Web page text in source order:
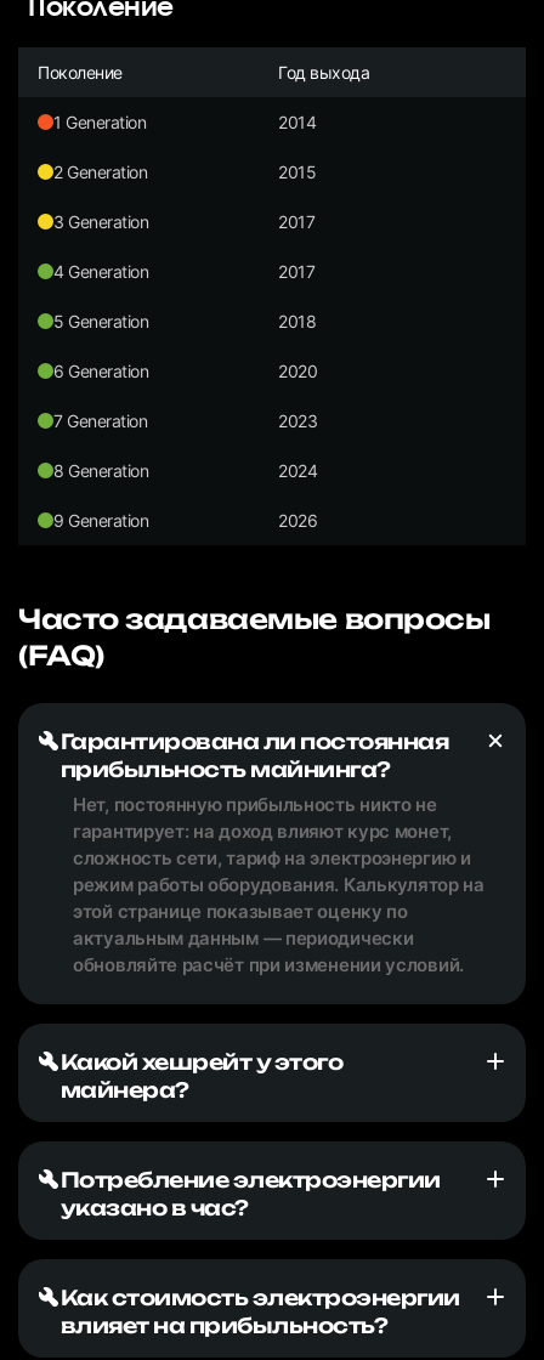
Поколение
Поколение Год выхода
1 Generation 2014
2 Generation 2015
3 Generation 2017
4 Generation 2017
5 Generation 2018
6 Generation 2020
7 Generation 2023
8 Generation 2024
9 Generation 2026
Часто задаваемые вопросы
(FAQ)
Гарантирована ли постоянная
прибыльность майнинга?
Нет, постоянную прибыльность никто не
гарантирует: на доход влияют курс монет,
сложность сети, тариф на электроэнергию и
режим работы оборудования. Калькулятор на
этой странице показывает оценку по
актуальным данным — периодически
обновляйте расчёт при изменении условий.
Какой хешрейт у этого
майнера?
Потребление электроэнергии
указано в час?
Как стоимость электроэнергии
влияет на прибыльность?